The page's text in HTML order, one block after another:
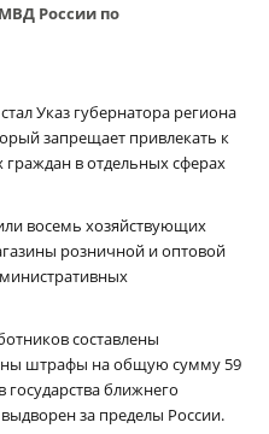
России по
Указ губернатора региона
запрещает привлекать к
в отдельных сферах
восемь хозяйствующих
розничной и оптовой
составлены
штрафы на общую сумму 59
ближнего
за пределы России.